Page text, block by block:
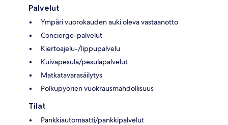
Palvelut
Ympäri vuorokauden auki oleva vastaanotto
Concierge-palvelut
Kiertoajelu-/lippupalvelu
Kuivapesula/pesulapalvelut
Matkatavarasäilytys
Polkupyörien vuokrausmahdollisuus
Tilat
Pankkiautomaatti/pankkipalvelut